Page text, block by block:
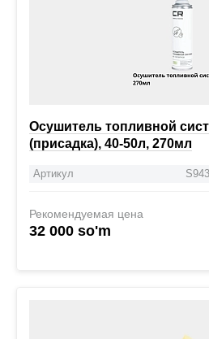
Осушитель топливной
(присадка), 40-50л, 270мл
Артикул
Рекомендуемая цена
32 000 so'm